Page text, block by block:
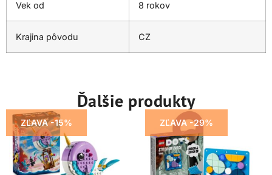
Vek od 8 rokov
Krajina pôvodu CZ
Ďalšie produkty
ZĽAVA -15% ZĽAVA -29%